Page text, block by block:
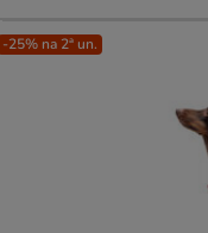
-25% na 2ª un.